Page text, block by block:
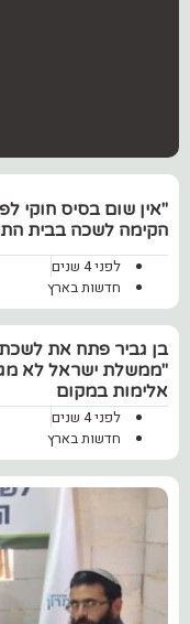
"אין שום בסיס חוקי
הקימה לשכה בבית
לפני 4 שנים
חדשות בארץ
בן גביר פתח את
"ממשלת ישראל לא
אלימות במקום
לפני 4 שנים
חדשות בארץ